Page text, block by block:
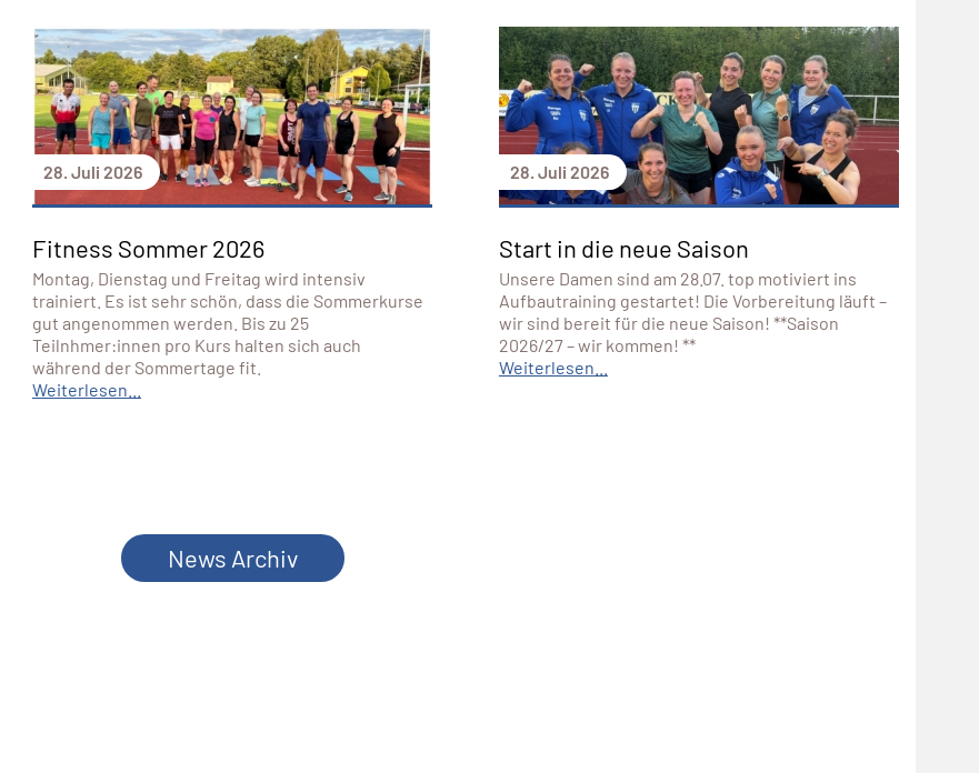
28. Juli 2026
Fitness Sommer 2026
Montag, Dienstag und Freitag wird intensiv
trainiert. Es ist sehr schön, dass die Sommerkurse
gut angenommen werden. Bis zu 25
Teilnhmer:innen pro Kurs halten sich auch
während der Sommertage fit.
Weiterlesen...
28. Juli 2026
Start in die neue Saison
Unsere Damen sind am 28.07. top motiviert ins
Aufbautraining gestartet! Die Vorbereitung läuft –
wir sind bereit für die neue Saison! **Saison
2026/27 – wir kommen! **
Weiterlesen...
News Archiv